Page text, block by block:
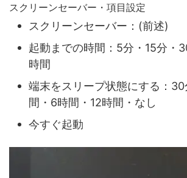
スクリーンセーバー・項目設定
スクリーンセーバー：(前述)
起動までの時間：5分・15分・
時間
端末をスリープ状態にする：
間・6時間・12時間・なし
今すぐ起動